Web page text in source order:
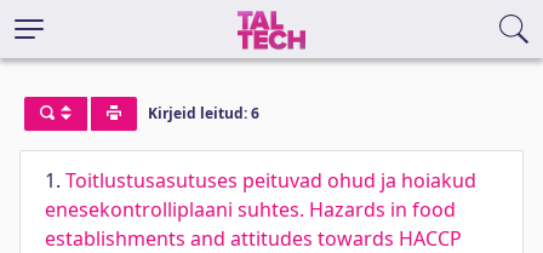
Kirjeid leitud: 6
1. Toitlustusasutuses peituvad ohud ja hoiakud
enesekontrolliplaani suhtes. Hazards in food
establishments and attitudes towards HACCP